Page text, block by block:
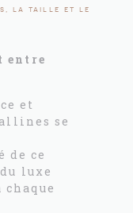
la taille et le
entre
et
se
de ce
luxe